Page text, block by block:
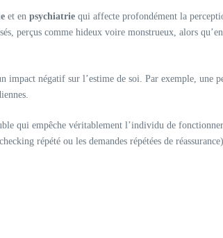
et en psychiatrie qui affecte profondément la
perçus comme hideux voire monstrueux, alors
négatif sur l’estime de soi. Par exemple, une
qui empêche véritablement l’individu de
répété ou les demandes répétées de